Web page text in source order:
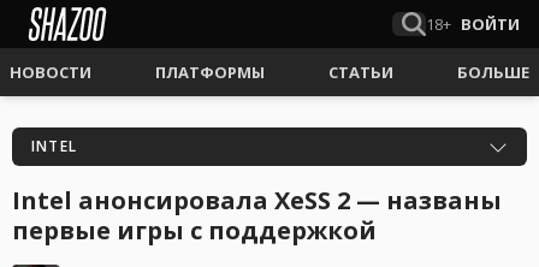
18+ ВОЙТИ
НОВОСТИ ПЛАТФОРМЫ СТАТЬИ БОЛЬШЕ
INTEL
Intel анонсировала XeSS 2 — названы
первые игры с поддержкой